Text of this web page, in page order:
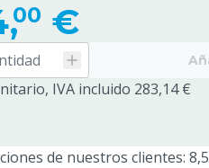
00 €
IVA incluido 283,14 €
de nuestros clientes: